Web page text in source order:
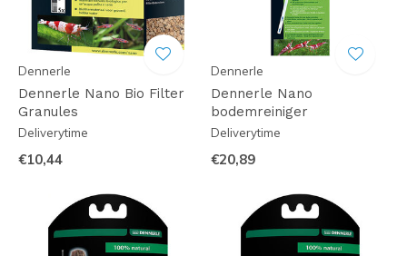
Dennerle
Dennerle Nano Bio Filter
Granules
Deliverytime
€10,44
Dennerle
Dennerle Nano
bodemreiniger
Deliverytime
€20,89